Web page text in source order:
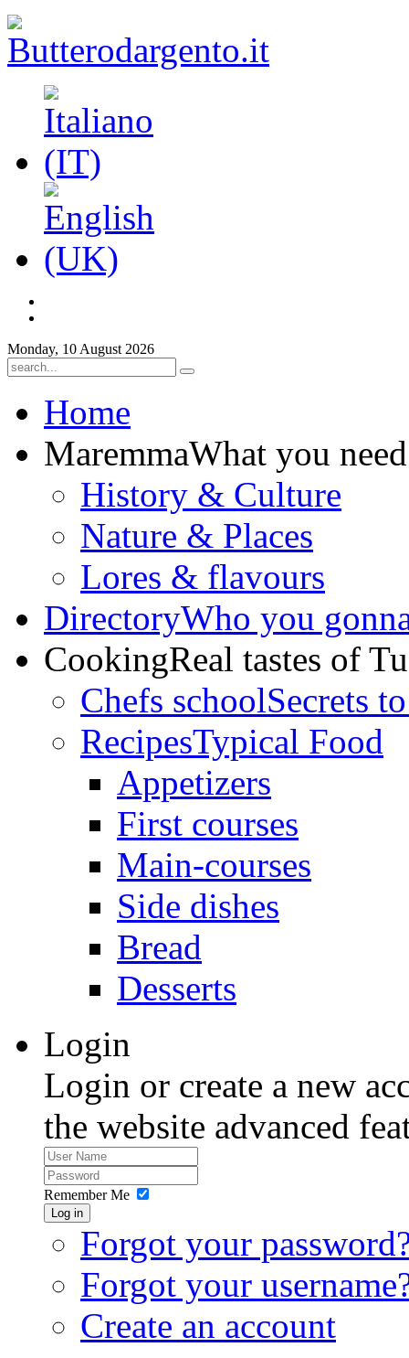
Monday, 10 August 2026
Home
MaremmaWhat you
History & Culture
Nature & Places
Lores & flavours
DirectoryWho you
CookingReal tastes of
Chefs schoolSecrets
RecipesTypical Food
Appetizers
First courses
Main-courses
Side dishes
Bread
Desserts
Login
Login or create a new
the website advanced
Remember Me
Log in
Forgot your
Forgot your
Create an account